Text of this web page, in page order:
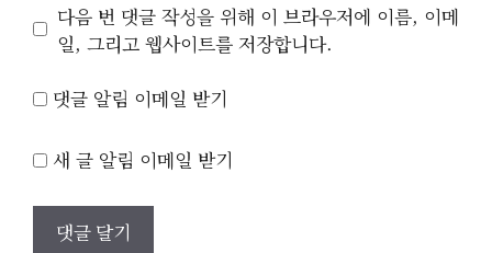
트
다음 번 댓글 작성을 위해 이 브라우저에 이름, 이메
일, 그리고 웹사이트를 저장합니다.
댓글 알림 이메일 받기
새 글 알림 이메일 받기